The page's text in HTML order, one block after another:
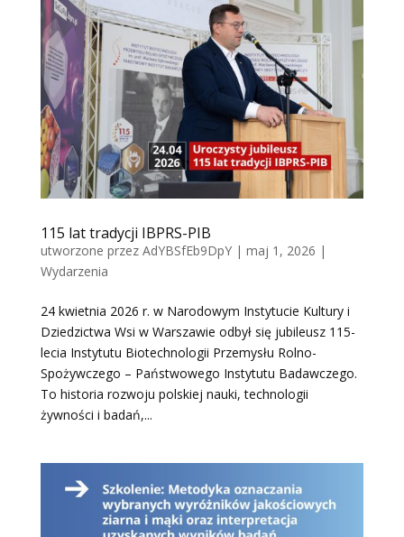
115 lat tradycji IBPRS-PIB
utworzone przez AdYBSfEb9DpY| maj 1, 2026 |
Wydarzenia
24 kwietnia 2026 r. w Narodowym Instytucie Kultury i
Dziedzictwa Wsi w Warszawie odbył się jubileusz 115-
lecia Instytutu Biotechnologii Przemysłu Rolno-
Spożywczego – Państwowego Instytutu Badawczego.
To historia rozwoju polskiej nauki, technologii
żywności i badań,...